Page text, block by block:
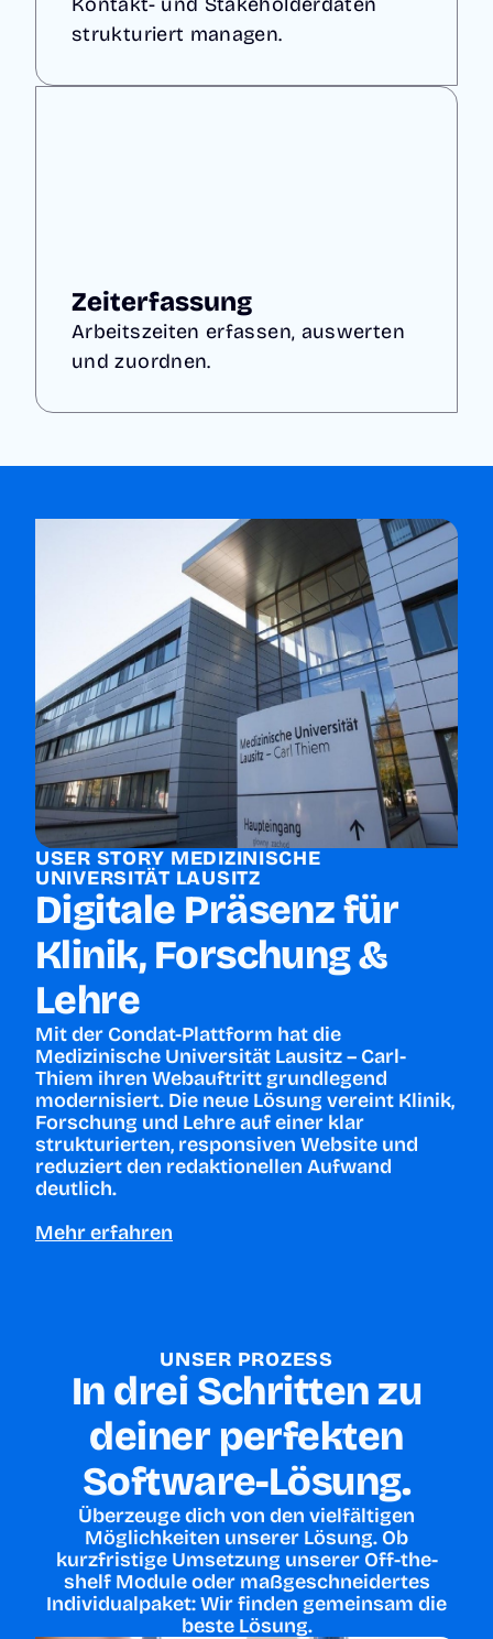
strukturiert managen.
Zeiterfassung
Arbeitszeiten erfassen, auswerten
und zuordnen.
USER STORY MEDIZINISCHE
UNIVERSITÄT LAUSITZ
Digitale Präsenz für
Klinik, Forschung &
Lehre
Mit der Condat-Plattform hat die
Medizinische Universität Lausitz – Carl-
Thiem ihren Webauftritt grundlegend
modernisiert. Die neue Lösung vereint Klinik,
Forschung und Lehre auf einer klar
strukturierten, responsiven Website und
reduziert den redaktionellen Aufwand
deutlich.
Mehr erfahren
UNSER PROZESS
In drei Schritten zu
deiner perfekten
Software-Lösung.
Überzeuge dich von den vielfältigen
Möglichkeiten unserer Lösung. Ob
kurzfristige Umsetzung unserer Off-the-
shelf Module oder maßgeschneidertes
Individualpaket: Wir finden gemeinsam die
beste Lösung.